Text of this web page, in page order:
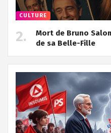
CULTURE
Mort de Bruno
de sa Belle-Fille